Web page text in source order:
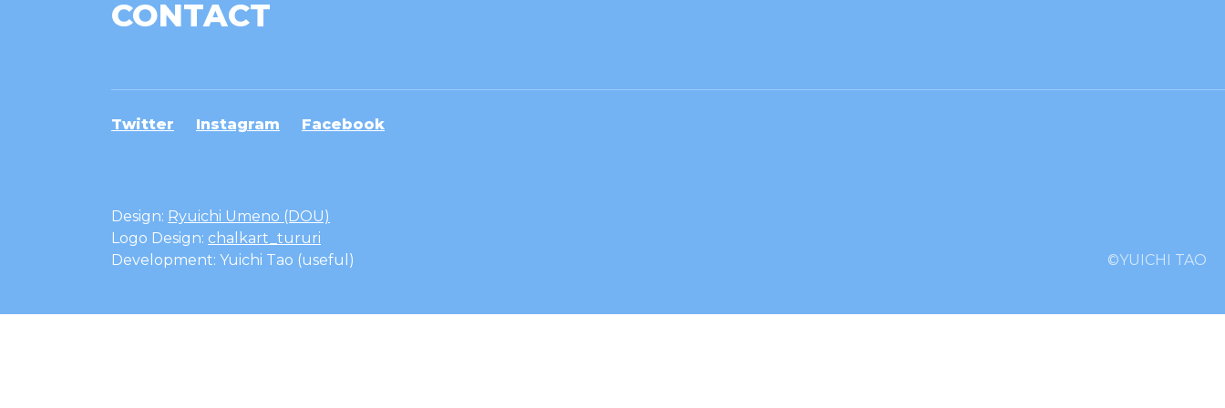
CONTACT
Twitter Instagram Facebook
Design: Ryuichi Umeno (DOU)
Logo Design: chalkart_tururi
Development: Yuichi Tao (useful)
©YUICHI TAO︎